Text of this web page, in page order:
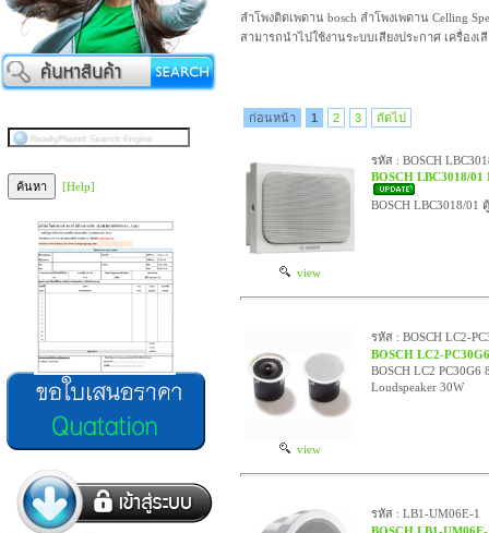
[Help]
ลำโพงติดเพดาน bosch ลำโพงเพดาน Celling
สามารถนำไปใช้งานระบบเสียงประกาศ เครื่อง
ก่อนหน้า 1 2 3 ถัดไป
view
รหัส : BOSCH
BOSCH LBC3018/01
BOSCH LBC3018/01
view
รหัส : BOSCH LC2-
BOSCH LC2-
BOSCH LC2
Loudspeaker 30W
รหัส : LB1-UM06E-1